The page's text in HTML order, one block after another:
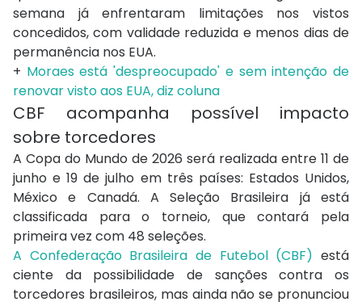
semana já enfrentaram limitações nos vistos
concedidos, com validade reduzida e menos dias de
permanência nos EUA.
+ Moraes está 'despreocupado' e sem intenção de
renovar visto aos EUA, diz coluna
CBF acompanha possível impacto
sobre torcedores
A Copa do Mundo de 2026 será realizada entre 11 de
junho e 19 de julho em três países: Estados Unidos,
México e Canadá. A Seleção Brasileira já está
classificada para o torneio, que contará pela
primeira vez com 48 seleções.
A Confederação Brasileira de Futebol (CBF) está
ciente da possibilidade de sanções contra os
torcedores brasileiros, mas ainda não se pronunciou